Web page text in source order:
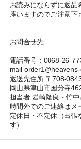
お読みにならずに返品
座いますのでご注意下
お問合せ先
電話番号：0868-26-
mail
返送先住所 〒708-0843
岡山県津山市国分寺
担当者 岩崎隆良・竹
時間外でのご連絡はメ
定休日・不定休（出張
す）